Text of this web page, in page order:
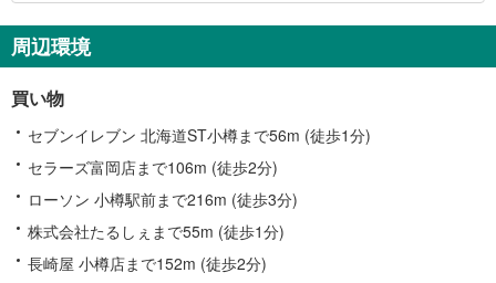
す
る
報
周辺環境
買い物
セブンイレブン 北海道ST小樽まで56m (徒歩1分)
セラーズ富岡店まで106m (徒歩2分)
ローソン 小樽駅前まで216m (徒歩3分)
株式会社たるしぇまで55m (徒歩1分)
長崎屋 小樽店まで152m (徒歩2分)